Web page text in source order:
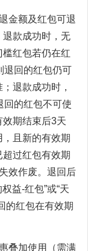
金额及红包可退
款成功时，无
红包若仍在红
退回的红包仍可
退款成功时，
回的红包不可使
期结束后3天
，且新的有效期
过红包有效期
效作废。退回后
益-红包”或“天
的红包在有效期
叠加使用（需满